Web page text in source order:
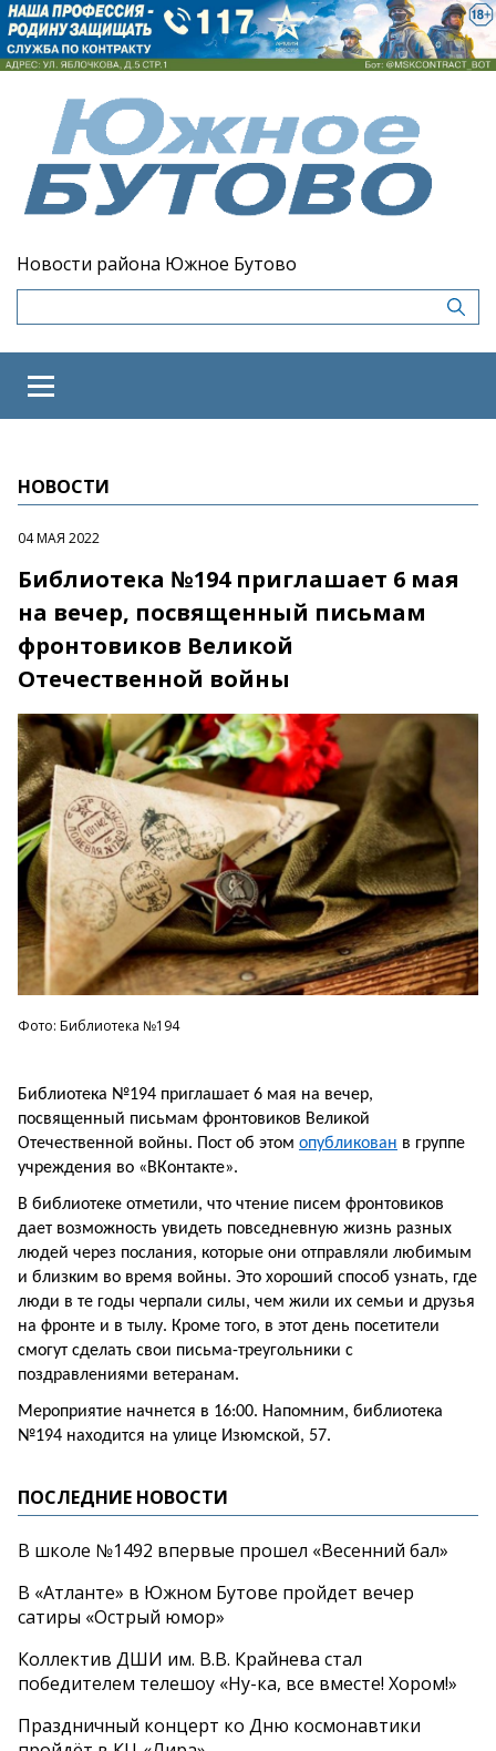
Новости района Южное Бутово
НОВОСТИ
04 МАЯ 2022
Библиотека №194 приглашает 6 мая
на вечер, посвященный письмам
фронтовиков Великой
Отечественной войны
Фото: Библиотека №194
Библиотека №194 приглашает 6 мая на вечер,
посвященный письмам фронтовиков Великой
Отечественной войны. Пост об этом опубликован в группе
учреждения во «ВКонтакте».
В библиотеке отметили, что чтение писем фронтовиков
дает возможность увидеть повседневную жизнь разных
людей через послания, которые они отправляли любимым
и близким во время войны. Это хороший способ узнать, где
люди в те годы черпали силы, чем жили их семьи и друзья
на фронте и в тылу. Кроме того, в этот день посетители
смогут сделать свои письма-треугольники с
поздравлениями ветеранам.
Мероприятие начнется в 16:00. Напомним, библиотека
№194 находится на улице Изюмской, 57.
ПОСЛЕДНИЕ НОВОСТИ
В школе №1492 впервые прошел «Весенний бал»
В «Атланте» в Южном Бутове пройдет вечер
сатиры «Острый юмор»
Коллектив ДШИ им. В.В. Крайнева стал
победителем телешоу «Ну-ка, все вместе! Хором!»
Праздничный концерт ко Дню космонавтики